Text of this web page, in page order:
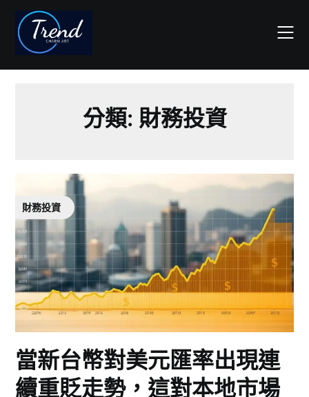
content
分類: 財務投資
財務投資
當新台幣對美元匯率出現連
續重貶走勢，這對本地市場